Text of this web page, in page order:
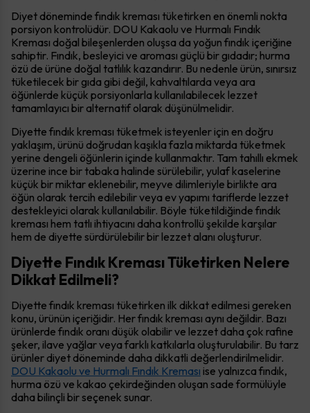
Diyet döneminde fındık kreması tüketirken en önemli nokta
porsiyon kontrolüdür. DOU Kakaolu ve Hurmalı Fındık
Kreması doğal bileşenlerden oluşsa da yoğun fındık içeriğine
sahiptir. Fındık, besleyici ve aroması güçlü bir gıdadır; hurma
özü de ürüne doğal tatlılık kazandırır. Bu nedenle ürün, sınırsız
tüketilecek bir gıda gibi değil, kahvaltılarda veya ara
öğünlerde küçük porsiyonlarla kullanılabilecek lezzet
tamamlayıcı bir alternatif olarak düşünülmelidir.
Diyette fındık kreması tüketmek isteyenler için en doğru
yaklaşım, ürünü doğrudan kaşıkla fazla miktarda tüketmek
yerine dengeli öğünlerin içinde kullanmaktır. Tam tahıllı ekmek
üzerine ince bir tabaka halinde sürülebilir, yulaf kaselerine
küçük bir miktar eklenebilir, meyve dilimleriyle birlikte ara
öğün olarak tercih edilebilir veya ev yapımı tariflerde lezzet
destekleyici olarak kullanılabilir. Böyle tüketildiğinde fındık
kreması hem tatlı ihtiyacını daha kontrollü şekilde karşılar
hem de diyette sürdürülebilir bir lezzet alanı oluşturur.
Diyette Fındık Kreması Tüketirken Nelere
Dikkat Edilmeli?
Diyette fındık kreması tüketirken ilk dikkat edilmesi gereken
konu, ürünün içeriğidir. Her fındık kreması aynı değildir. Bazı
ürünlerde fındık oranı düşük olabilir ve lezzet daha çok rafine
şeker, ilave yağlar veya farklı katkılarla oluşturulabilir. Bu tarz
ürünler diyet döneminde daha dikkatli değerlendirilmelidir.
DOU Kakaolu ve Hurmalı Fındık Kreması ise yalnızca fındık,
hurma özü ve kakao çekirdeğinden oluşan sade formülüyle
daha bilinçli bir seçenek sunar.